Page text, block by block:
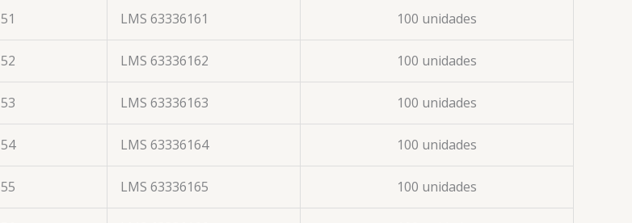
LMS 63336161 100 unidades
LMS 63336162 100 unidades
LMS 63336163 100 unidades
LMS 63336164 100 unidades
LMS 63336165 100 unidades